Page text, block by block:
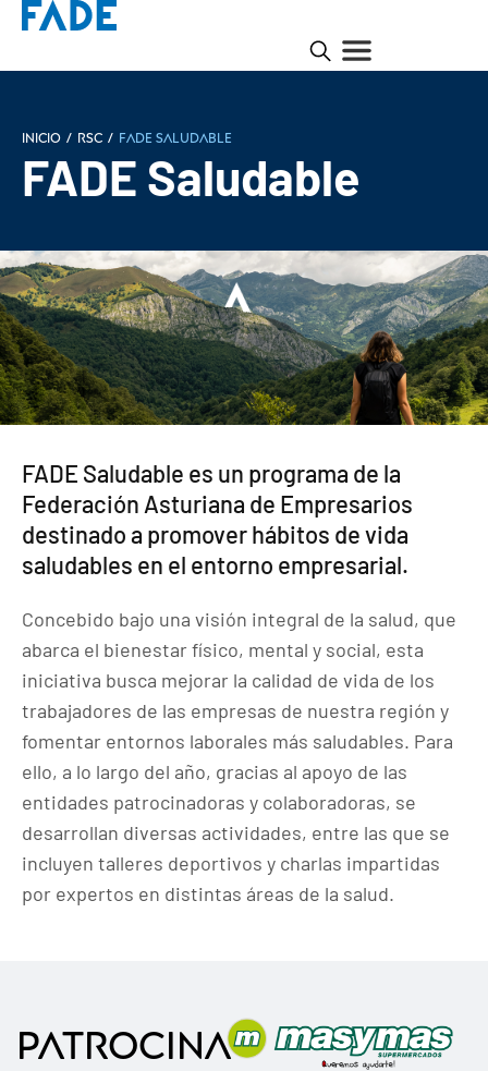
Inicio / RSC / FADE Saludable
FADE Saludable
FADE Saludable es un programa de la
Federación Asturiana de Empresarios
destinado a promover hábitos de vida
saludables en el entorno empresarial.
Concebido bajo una visión integral de la salud, que
abarca el bienestar físico, mental y social, esta
iniciativa busca mejorar la calidad de vida de los
trabajadores de las empresas de nuestra región y
fomentar entornos laborales más saludables. Para
ello, a lo largo del año, gracias al apoyo de las
entidades patrocinadoras y colaboradoras, se
desarrollan diversas actividades, entre las que se
incluyen talleres deportivos y charlas impartidas
por expertos en distintas áreas de la salud.
PATROCINA